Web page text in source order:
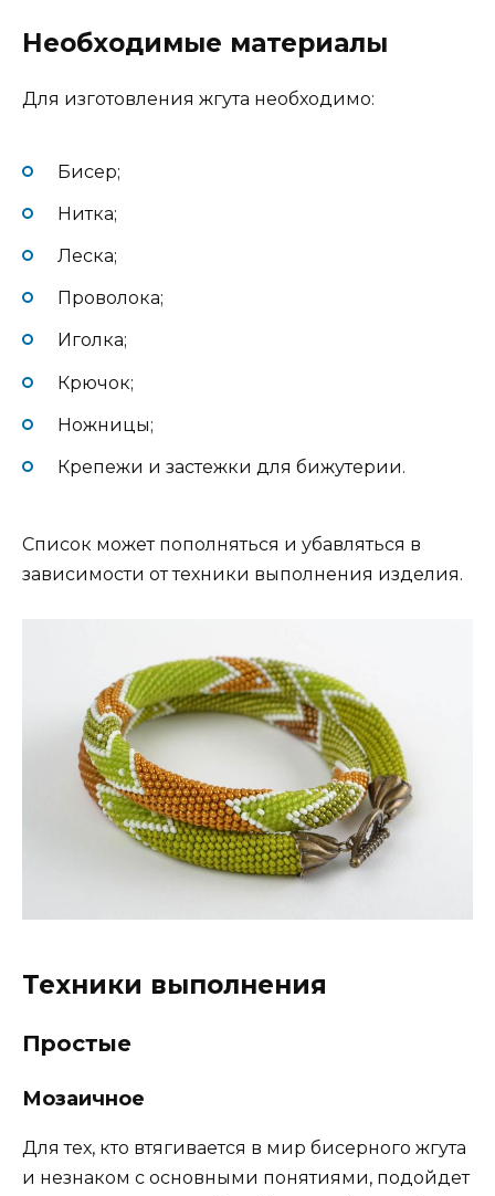
Необходимые материалы
Для изготовления жгута необходимо:
Бисер;
Нитка;
Леска;
Проволока;
Иголка;
Крючок;
Ножницы;
Крепежи и застежки для бижутерии.
Список может пополняться и убавляться в
зависимости от техники выполнения изделия.
Техники выполнения
Простые
Мозаичное
Для тех, кто втягивается в мир бисерного жгута
и незнаком с основными понятиями, подойдет